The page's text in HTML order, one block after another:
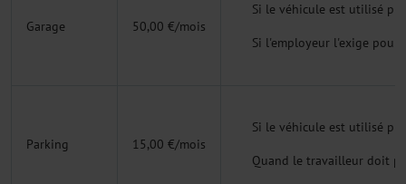
Garage 50,00 €/mois
Si le véhicule est utilisé
Si l'employeur l'exige
Parking 15,00 €/mois
Si le véhicule est utilisé
Quand le travailleur doit